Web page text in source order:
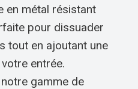
en métal résistant
pour dissuader
tout en ajoutant une
entrée.
gamme de